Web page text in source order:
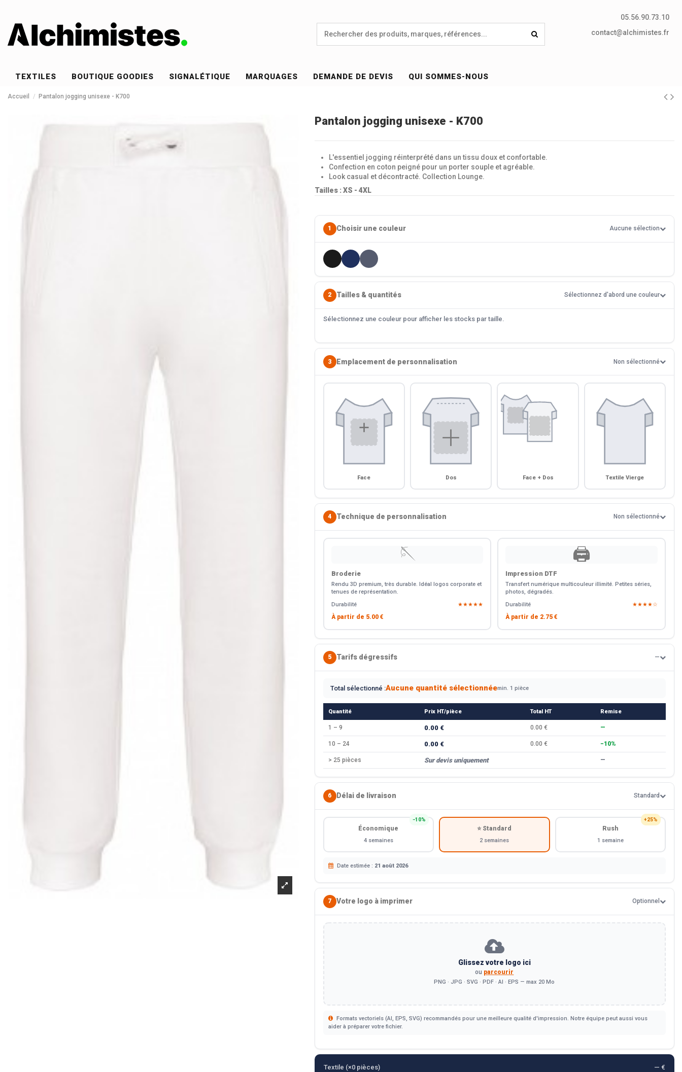
05.56.90.73.10
contact@alchimistes.fr
TEXTILES BOUTIQUE GOODIES SIGNALÉTIQUE MARQUAGES DEMANDE DE DEVIS QUI SOMMES-NOUS
Accueil Pantalon jogging unisexe - K700
Pantalon jogging unisexe - K700
L'essentiel jogging réinterprété dans un tissu doux et confortable.
Confection en coton peigné pour un porter souple et agréable.
Look casual et décontracté. Collection Lounge.
Tailles : XS - 4XL
1 Choisir une couleur Aucune sélection
2 Tailles & quantités Sélectionnez d'abord une couleur
Sélectionnez une couleur pour afficher les stocks par taille.
3 Emplacement de personnalisation Non sélectionné
Face Dos Face + Dos Textile Vierge
4 Technique de personnalisation Non sélectionné
🪡
Broderie
Rendu 3D premium, très durable. Idéal logos corporate et
tenues de représentation.
Durabilité
★★★★★
À partir de 5.00 €
🖨️
Impression DTF
Transfert numérique multicouleur illimité. Petites séries,
photos, dégradés.
Durabilité
★★★★☆
À partir de 2.75 €
5 Tarifs dégressifs —
Total sélectionné :Aucune quantité sélectionnéemin. 1 pièce
Quantité Prix HT/pièce Total HT Remise
1 – 9 0.00 € 0.00 € —
10 – 24 0.00 € 0.00 € −10%
> 25 pièces Sur devis uniquement —
6 Délai de livraison Standard
−10%
Économique
4 semaines
⭐ Standard
2 semaines
+25%
Rush
1 semaine
Date estimée : 21 août 2026
7 Votre logo à imprimer Optionnel
Glissez votre logo ici
ou parcourir
PNG · JPG · SVG · PDF · AI · EPS — max 20 Mo
Formats vectoriels (AI, EPS, SVG) recommandés pour une meilleure qualité d'impression. Notre équipe peut aussi vous
aider à préparer votre fichier.
Textile (×0pièces)
— €